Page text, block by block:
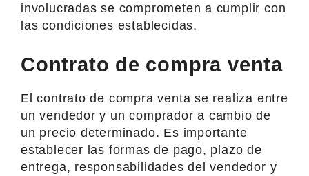
involucradas se comprometen a cumplir con
las condiciones establecidas.
Contrato de compra venta
El contrato de compra venta se realiza entre
un vendedor y un comprador a cambio de
un precio determinado. Es importante
establecer las formas de pago, plazo de
entrega, responsabilidades del vendedor y